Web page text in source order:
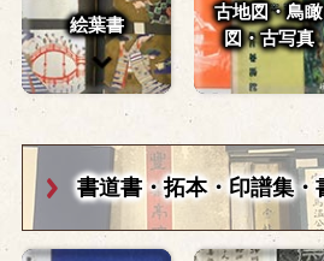
絵葉書
古地図・鳥瞰
図・古写真
書道書・拓本・ 印譜集・